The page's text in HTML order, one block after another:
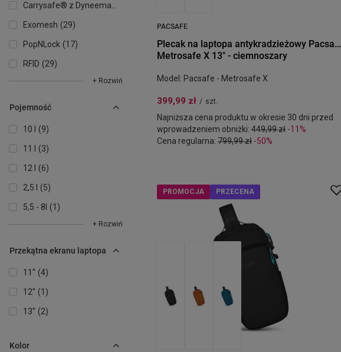
Carrysafe® z Dyneema®
Exomesh 29
PopNLock 17
RFID 29
+ Rozwiń
Pojemność
10 l 9
11 l 3
12 l 6
2,5 l 5
5,5 - 8l 1
+ Rozwiń
Przekątna ekranu laptopa
11'' 4
12'' 1
13'' 2
Kolor
PACSAFE
Plecak na laptopa antykradzieżowy Pacsafe
Metrosafe X 13" - ciemnoszary
Model: Pacsafe - Metrosafe X
399,99 zł / szt.
Najniższa cena produktu w okresie 30 dni przed
wprowadzeniem obniżki: 449,99 zł -11%
Cena regularna: 799,99 zł -50%
PROMOCJA PRZECENA